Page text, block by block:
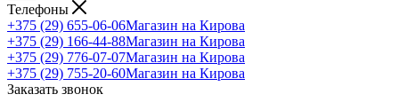
Телефоны
+375 (29) 655-06-06Магазин на Кирова
+375 (29) 166-44-88Магазин на Кирова
+375 (29) 776-07-07Магазин на Кирова
+375 (29) 755-20-60Магазин на Кирова
Заказать звонок